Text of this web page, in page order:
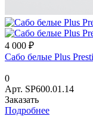
4 000 ₽
Сабо белые Plus
0
Арт. SP600.01.14
Заказать
Подробнее